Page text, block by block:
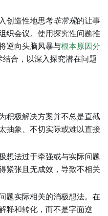
创造性地思考非常规的让事
织会议。使用探究性问题推
逆向头脑风暴与根本原因分
结合，以深入探究潜在问题
积极解决方案并不总是直截
抽象、不切实际或难以直接
想法过于牵强或与实际问题
紧张且无成效，导致不相关
题实际相关的消极想法。在
释和转化，而不是字面逆